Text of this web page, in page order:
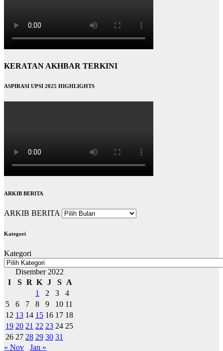
KERATAN AKHBAR TERKINI
ASPIRASI UPSI 2025 HIGHLIGHTS
ARKIB BERITA
ARKIB BERITA
Kategori
Kategori
Disember 2022
I
S R K J S
A
1
2 3
4
5
6 7 8 9 10 11
12 13 14 15 16 17 18
19 20 21 22 23 24 25
26 27 28 29 30 31
« Nov
Jan »